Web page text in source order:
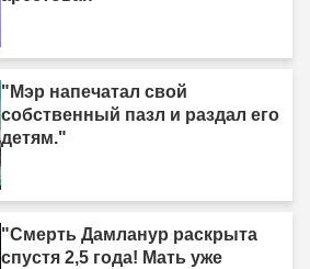
"Мэр напечатал свой
собственный пазл и раздал его
детям."
"Смерть Дамланур раскрыта
спустя 2,5 года! Мать уже